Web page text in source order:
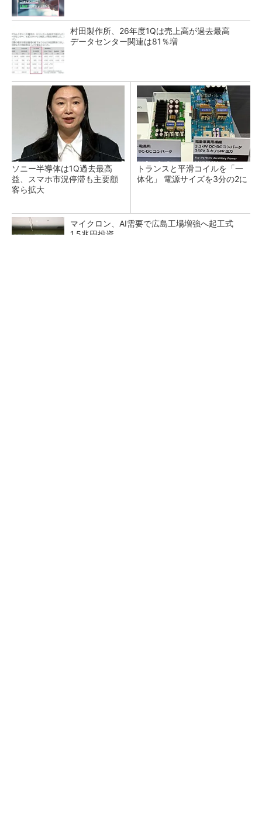
村田製作所、26年度1Qは売上高が過去最高
データセンター関連は81％増
ソニー半導体は1Q過去最高
益、スマホ市況停滞も主要顧
客ら拡大
トランスと平滑コイルを「一
体化」 電源サイズを3分の2に
マイクロン、AI需要で広島工場増強へ起工式
1.5兆円投資